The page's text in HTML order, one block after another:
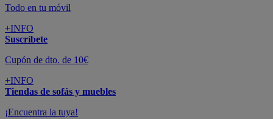
Todo en tu móvil
+INFO
Suscríbete
Cupón de dto. de 10€
+INFO
Tiendas de sofás y muebles
¡Encuentra la tuya!